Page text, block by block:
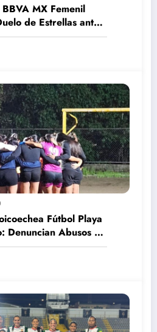
MX Femenil
de Estrellas ante
Fútbol Playa
Denuncian Abusos y
de la Liga y el INAMU